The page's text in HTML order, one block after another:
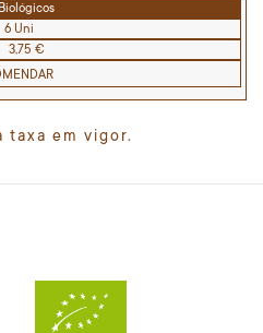
6 Uni
3,75 €
taxa em vigor.